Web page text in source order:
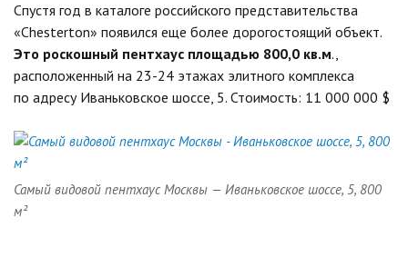
Спустя год в каталоге российского представительства
«Chesterton» появился еще более дорогостоящий объект.
Это роскошный пентхаус площадью 800,0 кв.м.,
расположенный на 23-24 этажах элитного комплекса
по адресу Иваньковское шоссе, 5. Стоимость: 11 000 000 $
Самый видовой пентхаус Москвы — Иваньковское шоссе, 5, 800
м²